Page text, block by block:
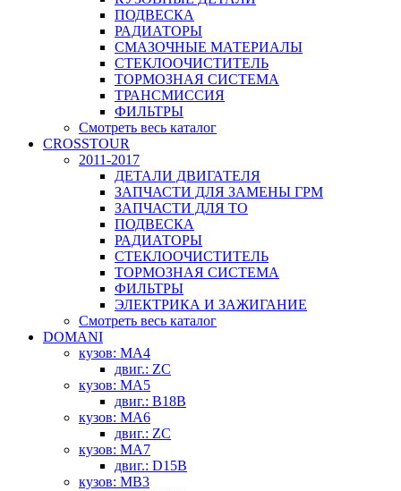
ПОДВЕСКА
РАДИАТОРЫ
СМАЗОЧНЫЕ МАТЕРИАЛЫ
СТЕКЛООЧИСТИТЕЛЬ
ТОРМОЗНАЯ СИСТЕМА
ТРАНСМИССИЯ
ФИЛЬТРЫ
Смотреть весь каталог
CROSSTOUR
2011-2017
ДЕТАЛИ ДВИГАТЕЛЯ
ЗАПЧАСТИ ДЛЯ ЗАМЕНЫ ГРМ
ЗАПЧАСТИ ДЛЯ ТО
ПОДВЕСКА
РАДИАТОРЫ
СТЕКЛООЧИСТИТЕЛЬ
ТОРМОЗНАЯ СИСТЕМА
ФИЛЬТРЫ
ЭЛЕКТРИКА И ЗАЖИГАНИЕ
Смотреть весь каталог
DOMANI
кузов: MA4
двиг.: ZC
кузов: MA5
двиг.: B18B
кузов: MA6
двиг.: ZC
кузов: MA7
двиг.: D15B
кузов: MB3